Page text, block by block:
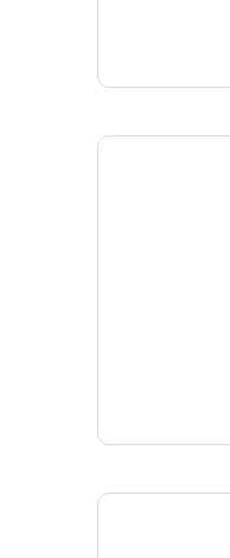
Zum Artikel:
Zum Artikel: